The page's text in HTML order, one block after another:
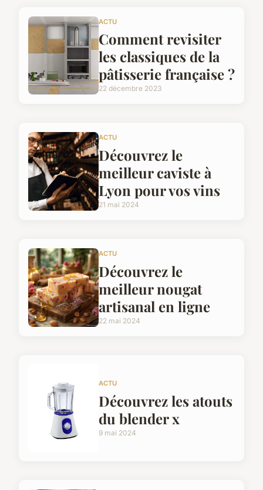
ACTU
Comment revisiter
les classiques de la
pâtisserie française ?
22 décembre 2023
ACTU
Découvrez le
meilleur caviste à
Lyon pour vos vins
21 mai 2024
ACTU
Découvrez le
meilleur nougat
artisanal en ligne
22 mai 2024
ACTU
Découvrez les atouts
du blender x
9 mai 2024